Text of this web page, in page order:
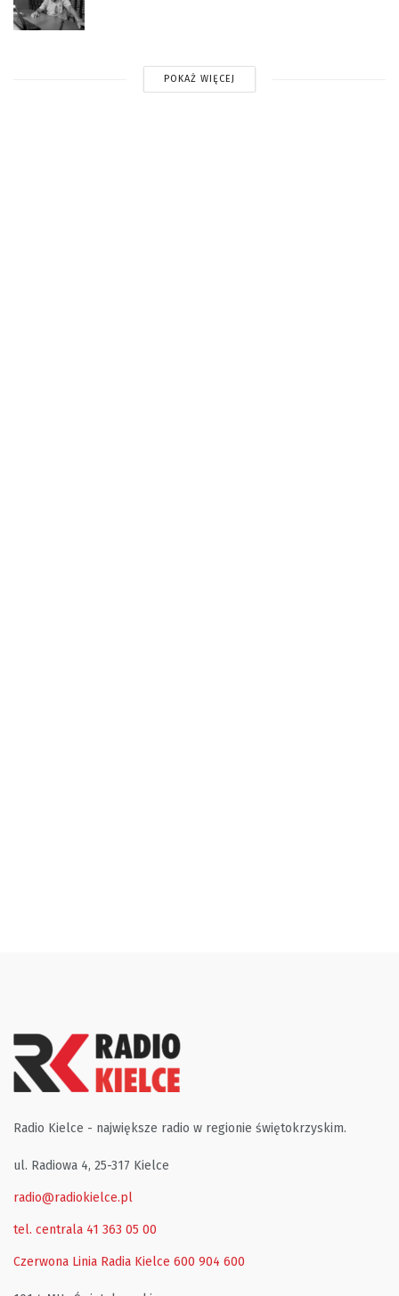
POKAŻ WIĘCEJ
Radio Kielce - największe radio w regionie świętokrzyskim.
ul. Radiowa 4, 25-317 Kielce
radio@radiokielce.pl
tel. centrala 41 363 05 00
Czerwona Linia Radia Kielce 600 904 600